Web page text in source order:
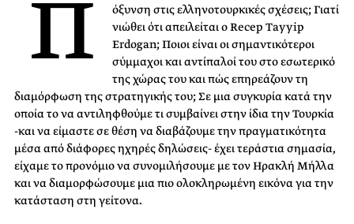
Π
όξυνση στις ελληνοτουρκικές σχέσεις; Γιατί
νιώθει ότι απειλείται ο Recep Tayyip
Erdogan; Ποιοι είναι οι σημαντικότεροι
σύμμαχοι και αντίπαλοί του στο εσωτερικό
της χώρας του και πώς επηρεάζουν τη
διαμόρφωση της στρατηγικής του; Σε μια συγκυρία κατά την
οποία το να αντιληφθούμε τι συμβαίνει στην ίδια την Τουρκία
-και να είμαστε σε θέση να διαβάζουμε την πραγματικότητα
μέσα από διάφορες ηχηρές δηλώσεις- έχει τεράστια σημασία,
είχαμε το προνόμιο να συνομιλήσουμε με τον Ηρακλή Μήλλα
και να διαμορφώσουμε μια πιο ολοκληρωμένη εικόνα για την
κατάσταση στη γείτονα.